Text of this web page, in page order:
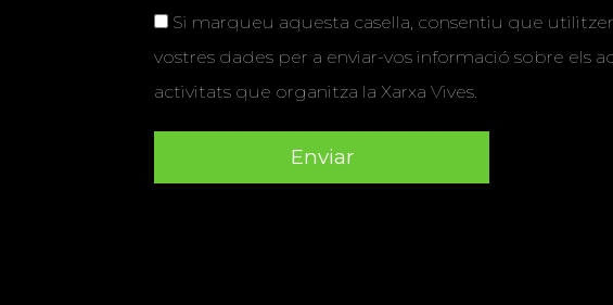
Si marqueu aquesta casella, consentiu que
vostres dades per a enviar-vos informació sobre els
activitats que organitza la Xarxa Vives.